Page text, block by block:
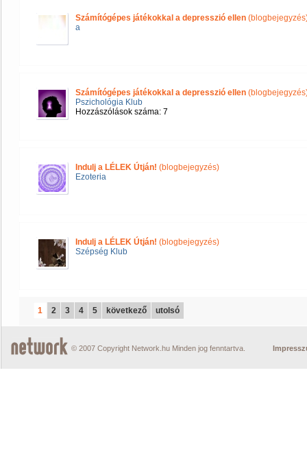
Számítógépes játékokkal a depresszió ellen
a
Számítógépes játékokkal a depresszió ellen
Pszichológia Klub
Hozzászólások száma: 7
Indulj a LÉLEK Útján! (blogbejegyzés)
Ezoteria
Indulj a LÉLEK Útján! (blogbejegyzés)
Szépség Klub
1 2 3 4 5 következő utolsó
© 2007 Copyright Network.hu Minden jog fenntartva.